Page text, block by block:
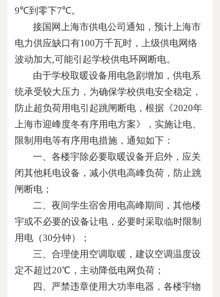
9℃到零下7℃。
接国网上海市供电公司通知，预计上海市
电力供应缺口有100万千瓦时，上级供电网络
波动加大,可能引起学校供电环网断电。
由于学校取暖设备用电急剧增加，供电系
统承受较大压力，为确保学校供电安全稳定，
防止超负荷用电引起跳闸断电，根据《2020年
上海市迎峰度冬有序用电方案》，实施让电、
限制用电等有序用电措施，通知如下：
一、各楼宇除必要取暖设备开启外，应关
闭其他耗电设备，减小供电高峰负荷，防止跳
闸断电；
二、夜间学生宿舍用电高峰期间，其他楼
宇或不必要的设备让电，必要时采取临时限制
用电（30分钟）；
三、合理使用空调取暖，建议空调温度设
定不超过20℃，主动降低电网负荷；
四、严禁违章使用大功率电器，各楼宇物